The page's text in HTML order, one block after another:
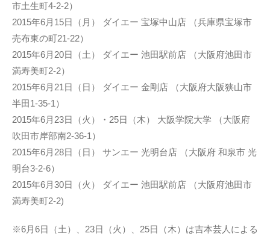
市土生町4-2-2）
2015年6月15日（月） ダイエー 宝塚中山店 （兵庫県宝塚市
売布東の町21-22）
2015年6月20日（土） ダイエー 池田駅前店 （大阪府池田市
満寿美町2-2）
2015年6月21日（日） ダイエー 金剛店 （大阪府大阪狭山市
半田1-35-1）
2015年6月23日（火）・25日（木） 大阪学院大学 （大阪府
吹田市岸部南2-36-1）
2015年6月28日（日） サンエー 光明台店 （大阪府 和泉市 光
明台3-2-6）
2015年6月30日（火） ダイエー 池田駅前店 （大阪府池田市
満寿美町2-2)
※6月6日（土）、23日（火）、25日（木）は吉本芸人による